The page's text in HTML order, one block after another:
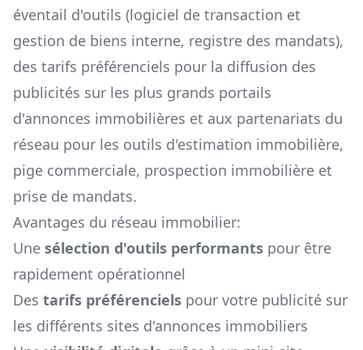
éventail d'outils (logiciel de transaction et
gestion de biens interne, registre des mandats),
des tarifs préférenciels pour la diffusion des
publicités sur les plus grands portails
d'annonces immobilières et aux partenariats du
réseau pour les outils d'estimation immobilière,
pige commerciale, prospection immobilière et
prise de mandats.
Avantages du réseau immobilier:
Une sélection d'outils performants pour être
rapidement opérationnel
Des tarifs préférenciels pour votre publicité sur
les différents sites d'annonces immobiliers